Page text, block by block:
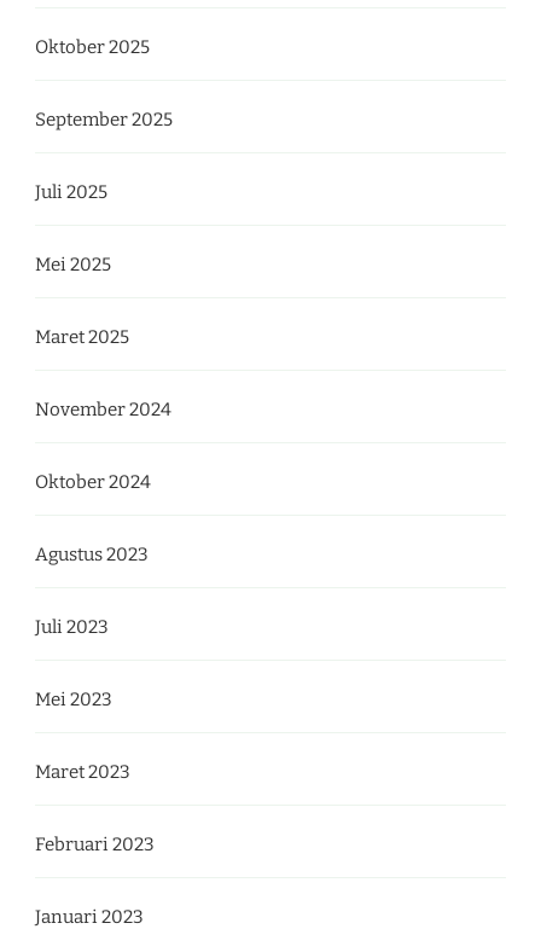
Oktober 2025
September 2025
Juli 2025
Mei 2025
Maret 2025
November 2024
Oktober 2024
Agustus 2023
Juli 2023
Mei 2023
Maret 2023
Februari 2023
Januari 2023